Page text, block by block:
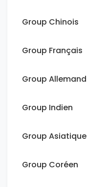
Group Chinois
Group Français
Group Allemand
Group Indien
Group Asiatique
Group Coréen